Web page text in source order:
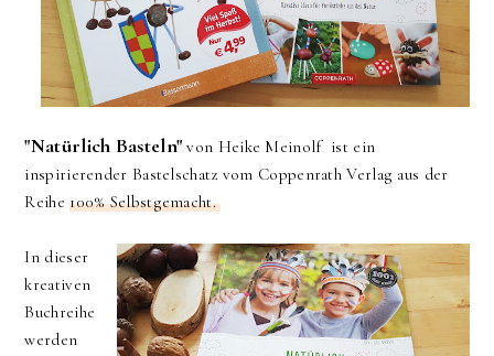
"Natürlich Basteln"von Heike Meinolf ist ein
inspirierender Bastelschatz vom Coppenrath Verlag aus der
Reihe100% Selbstgemacht.
In dieser
kreativen
Buchreihe
werden